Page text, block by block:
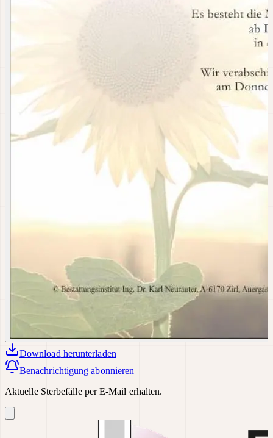
Download herunterladen
Benachrichtigung abonnieren
Aktuelle Sterbefälle per E-Mail erhalten.